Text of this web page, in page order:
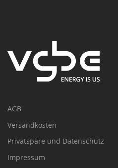
AGB
Versandkosten
Privatspäre und Datenschutz
Impressum